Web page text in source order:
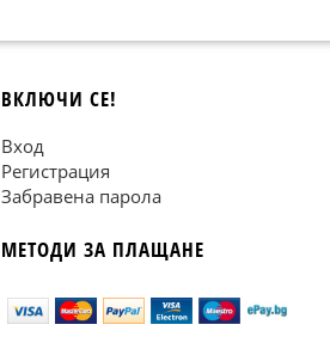
ВКЛЮЧИ СЕ!
Вход
Регистрация
Забравена парола
МЕТОДИ ЗА ПЛАЩАНЕ